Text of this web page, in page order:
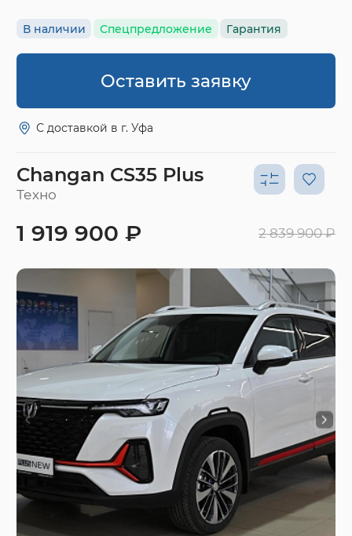
В наличии Спецпредложение Гарантия
Оставить заявку
С доставкой в г. Уфа
Changan CS35 Plus
Техно
1 919 900 ₽ 2 839 900 ₽